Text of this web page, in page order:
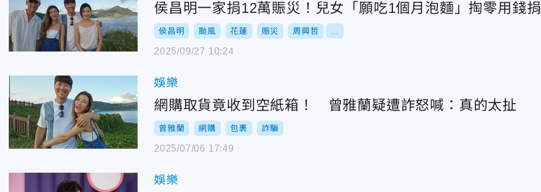
侯昌明一家捐12萬賑災！兒女「願吃1個月泡麵」掏零用錢捐
侯昌明 颱風 花蓮 賑災 周興哲
2025/09/27 10:24
娛樂
網購取貨竟收到空紙箱！ 曾雅蘭疑遭詐怒喊：真的太扯
曾雅蘭 網購 包裹 詐騙
2025/07/06 17:49
娛樂